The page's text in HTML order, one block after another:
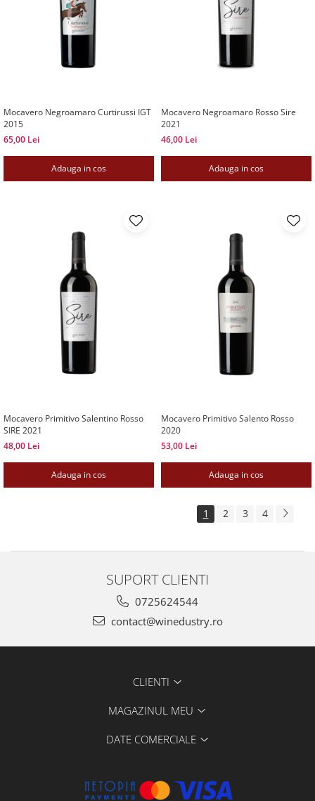
Mocavero Negroamaro Curtirussi IGT
2015
65,00 Lei
Adauga in cos
Mocavero Negroamaro Rosso Sire
2021
46,00 Lei
Adauga in cos
Mocavero Primitivo Salentino Rosso
SIRE 2021
48,00 Lei
Adauga in cos
Mocavero Primitivo Salento Rosso
2020
53,00 Lei
Adauga in cos
1 2 3 4
SUPORT CLIENTI
0725624544
contact@winedustry.ro
CLIENTI
MAGAZINUL MEU
DATE COMERCIALE